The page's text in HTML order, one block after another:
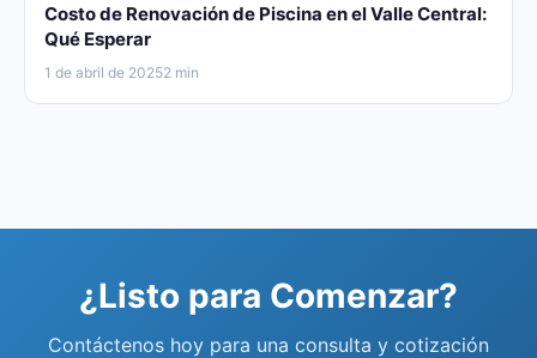
Costo de Renovación de Piscina en el Valle Central:
Qué Esperar
1 de abril de 20252 min
¿Listo para Comenzar?
Contáctenos hoy para una consulta y cotización